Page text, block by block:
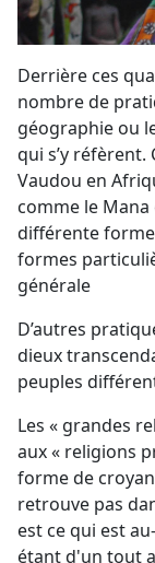
Derrière ces
nombre de
géographie ou
qui s’y réfèrent.
Vaudou en
comme le
différente
formes
générale
D’autres
dieux
peuples
Les « grandes
aux « religions
forme de
retrouve pas
est ce qui est
étant d'un tout